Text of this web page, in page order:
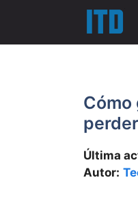
contenido
Cómo
Última
Autor: